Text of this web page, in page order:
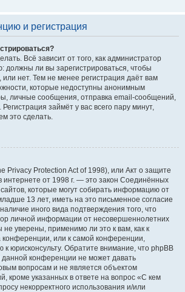
и регистрация
Всё зависит от того, как администратор
должны ли вы зарегистрироваться, чтобы
нет. Тем не менее регистрация даёт вам
которые недоступны анонимным
личные сообщения, отправка email-сообщений,
Регистрация займёт у вас всего пару минут,
это сделать.
Privacy Protection Act of 1998), или Акт о защите
интернете от 1998 г. — это закон Соединённых
которые могут собирать информацию от
13 лет, иметь на это письменное согласие
иного вида подтверждения того, что
личной информации от несовершеннолетних
уверены, применимо ли это к вам, как к
или к самой конференции,
юрисконсульту. Обратите внимание, что phpBB
конференции не может давать
вопросам и не является объектом
кроме указанных в ответе на вопрос «С кем
некорректного использования и/или